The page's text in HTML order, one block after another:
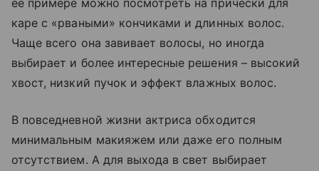
каре с «рваными» кончиками и длинных волос.
Чаще всего она завивает волосы, но иногда
выбирает и более интересные решения – высокий
хвост, низкий пучок и эффект влажных волос.
В повседневной жизни актриса обходится
минимальным макияжем или даже его полным
отсутствием. А для выхода в свет выбирает